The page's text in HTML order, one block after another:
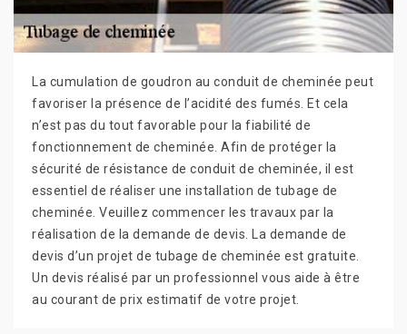
La cumulation de goudron au conduit de cheminée peut
favoriser la présence de l’acidité des fumés. Et cela
n’est pas du tout favorable pour la fiabilité de
fonctionnement de cheminée. Afin de protéger la
sécurité de résistance de conduit de cheminée, il est
essentiel de réaliser une installation de tubage de
cheminée. Veuillez commencer les travaux par la
réalisation de la demande de devis. La demande de
devis d’un projet de tubage de cheminée est gratuite.
Un devis réalisé par un professionnel vous aide à être
au courant de prix estimatif de votre projet.